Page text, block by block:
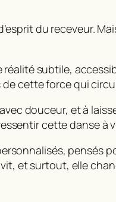
du receveur.
subtile,
de cette force qui
douceur, et à
cette danse à
pensés
vit, et surtout, elle